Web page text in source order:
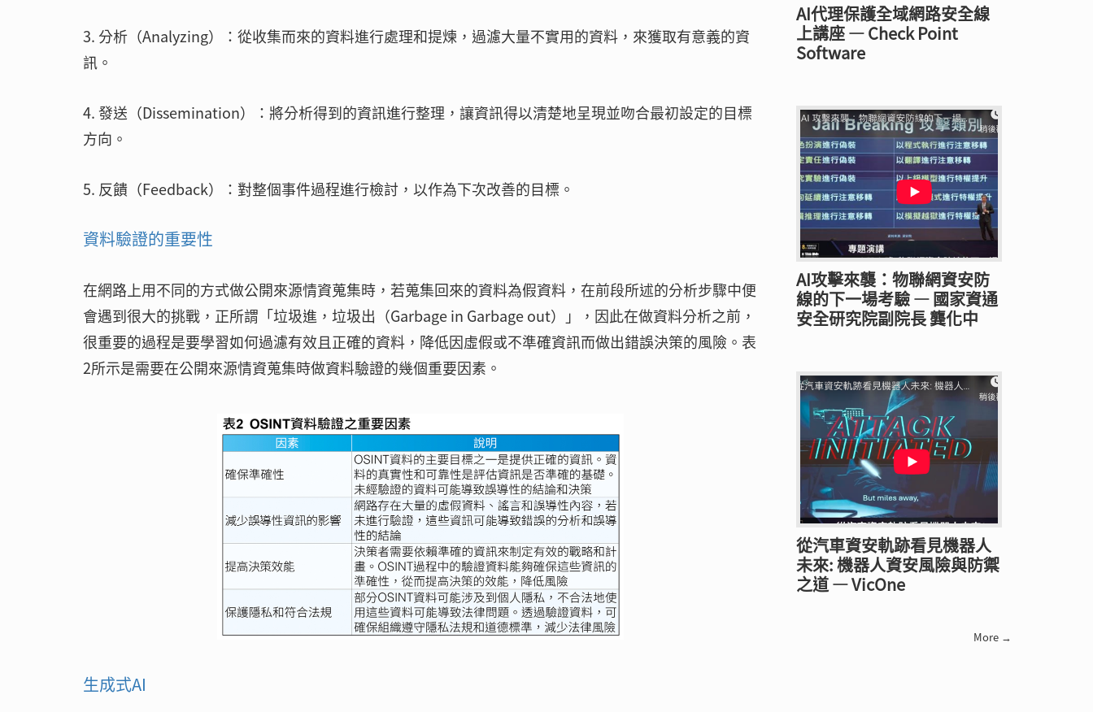
3. 分析（Analyzing）：從收集而來的資料進行處理和提煉，過濾大量不實用的資料，來獲取有意義的資
訊。
4. 發送（Dissemination）：將分析得到的資訊進行整理，讓資訊得以清楚地呈現並吻合最初設定的目標
方向。
5. 反饋（Feedback）：對整個事件過程進行檢討，以作為下次改善的目標。
資料驗證的重要性
在網路上用不同的方式做公開來源情資蒐集時，若蒐集回來的資料為假資料，在前段所述的分析步驟中便
會遇到很大的挑戰，正所謂「垃圾進，垃圾出（Garbage in Garbage out）」，因此在做資料分析之前，
很重要的過程是要學習如何過濾有效且正確的資料，降低因虛假或不準確資訊而做出錯誤決策的風險。表
2所示是需要在公開來源情資蒐集時做資料驗證的幾個重要因素。
生成式AI
AI代理保護全域網路安全線
上講座 — Check Point
Software
AI攻擊來襲：物聯網資安防
線的下一場考驗 — 國家資通
安全研究院副院長 龔化中
從汽車資安軌跡看見機器人
未來: 機器人資安風險與防禦
之道 — VicOne
More →